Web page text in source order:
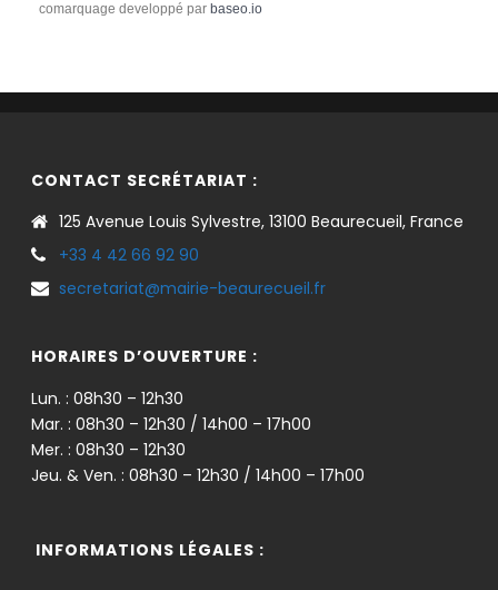
comarquage developpé par baseo.io
CONTACT SECRÉTARIAT :
125 Avenue Louis Sylvestre, 13100 Beaurecueil, France
+33 4 42 66 92 90
secretariat@mairie-beaurecueil.fr
HORAIRES D’OUVERTURE :
Lun. : 08h30 – 12h30
Mar. : 08h30 – 12h30 / 14h00 – 17h00
Mer. : 08h30 – 12h30
Jeu. & Ven. : 08h30 – 12h30 / 14h00 – 17h00
INFORMATIONS LÉGALES :